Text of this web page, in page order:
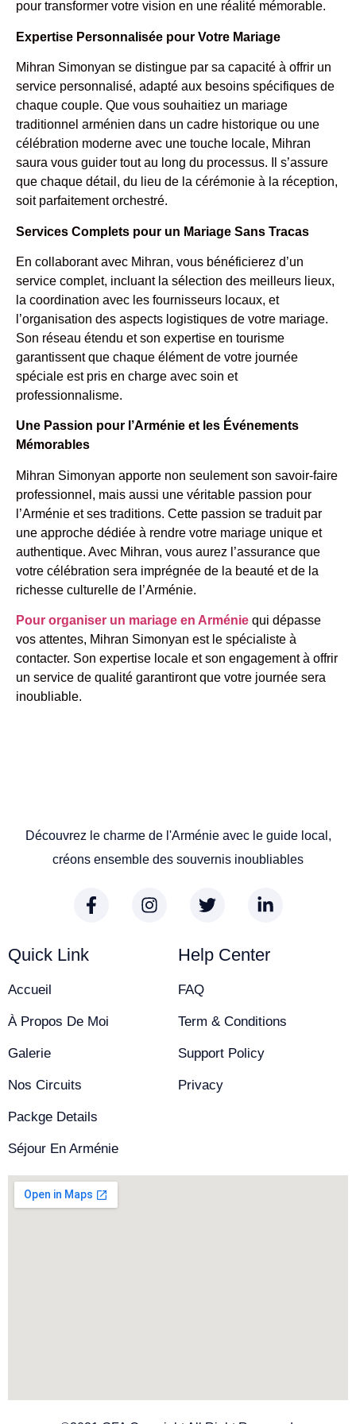
pour transformer votre vision en une réalité mémorable.
Expertise Personnalisée pour Votre Mariage
Mihran Simonyan se distingue par sa capacité à offrir un
service personnalisé, adapté aux besoins spécifiques de
chaque couple. Que vous souhaitiez un mariage
traditionnel arménien dans un cadre historique ou une
célébration moderne avec une touche locale, Mihran
saura vous guider tout au long du processus. Il s’assure
que chaque détail, du lieu de la cérémonie à la réception,
soit parfaitement orchestré.
Services Complets pour un Mariage Sans Tracas
En collaborant avec Mihran, vous bénéficierez d’un
service complet, incluant la sélection des meilleurs lieux,
la coordination avec les fournisseurs locaux, et
l’organisation des aspects logistiques de votre mariage.
Son réseau étendu et son expertise en tourisme
garantissent que chaque élément de votre journée
spéciale est pris en charge avec soin et
professionnalisme.
Une Passion pour l’Arménie et les Événements
Mémorables
Mihran Simonyan apporte non seulement son savoir-faire
professionnel, mais aussi une véritable passion pour
l’Arménie et ses traditions. Cette passion se traduit par
une approche dédiée à rendre votre mariage unique et
authentique. Avec Mihran, vous aurez l’assurance que
votre célébration sera imprégnée de la beauté et de la
richesse culturelle de l’Arménie.
Pour organiser un mariage en Arménie qui dépasse
vos attentes, Mihran Simonyan est le spécialiste à
contacter. Son expertise locale et son engagement à offrir
un service de qualité garantiront que votre journée sera
inoubliable.
Découvrez le charme de l'Arménie avec le guide local,
créons ensemble des souvernis inoubliables
Quick Link
Accueil
À Propos De Moi
Galerie
Nos Circuits
Packge Details
Séjour En Arménie
Help Center
FAQ
Term & Conditions
Support Policy
Privacy